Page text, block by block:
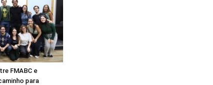
FMABC e
para